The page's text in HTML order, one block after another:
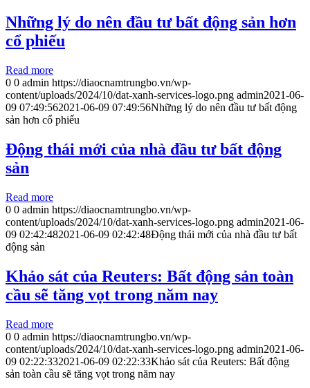
Những lý do nên đầu tư bất động sản hơn
cổ phiếu
Read more
0 0 admin https://diaocnamtrungbo.vn/wp-
content/uploads/2024/10/dat-xanh-services-logo.png admin2021-06-
09 07:49:562021-06-09 07:49:56Những lý do nên đầu tư bất động
sản hơn cổ phiếu
Động thái mới của nhà đầu tư bất động
sản
Read more
0 0 admin https://diaocnamtrungbo.vn/wp-
content/uploads/2024/10/dat-xanh-services-logo.png admin2021-06-
09 02:42:482021-06-09 02:42:48Động thái mới của nhà đầu tư bất
động sản
Khảo sát của Reuters: Bất động sản toàn
cầu sẽ tăng vọt trong năm nay
Read more
0 0 admin https://diaocnamtrungbo.vn/wp-
content/uploads/2024/10/dat-xanh-services-logo.png admin2021-06-
09 02:22:332021-06-09 02:22:33Khảo sát của Reuters: Bất động
sản toàn cầu sẽ tăng vọt trong năm nay